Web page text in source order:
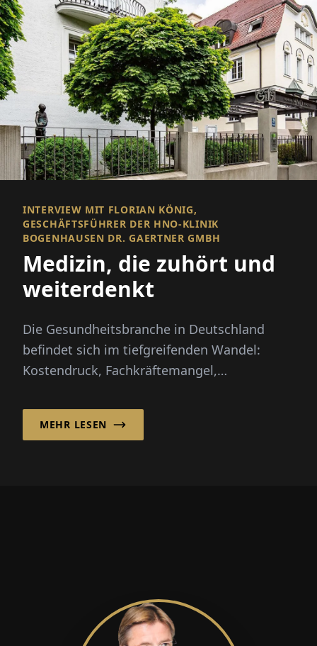
INTERVIEW MIT FLORIAN KÖNIG,
GESCHÄFTSFÜHRER DER HNO-KLINIK
BOGENHAUSEN DR. GAERTNER GMBH
Medizin, die zuhört und
weiterdenkt
Die Gesundheitsbranche in Deutschland
befindet sich im tiefgreifenden Wandel:
Kostendruck, Fachkräftemangel,
st...
MEHR LESEN